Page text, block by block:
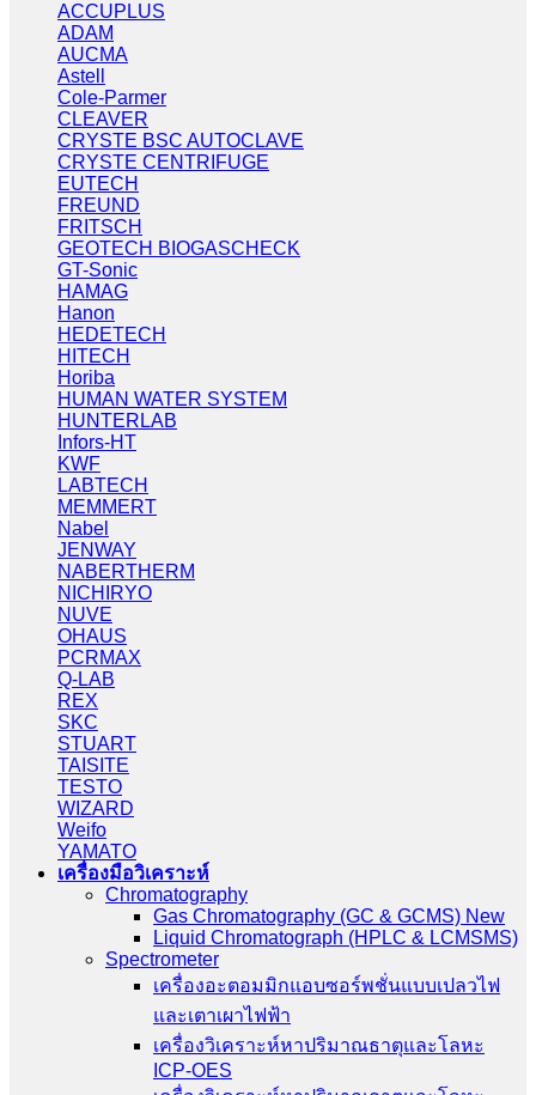
ACCUPLUS
ADAM
AUCMA
Astell
Cole-Parmer
CLEAVER
CRYSTE BSC AUTOCLAVE
CRYSTE CENTRIFUGE
EUTECH
FREUND
FRITSCH
GEOTECH BIOGASCHECK
GT-Sonic
HAMAG
Hanon
HEDETECH
HITECH
Horiba
HUMAN WATER SYSTEM
HUNTERLAB
Infors-HT
KWF
LABTECH
MEMMERT
Nabel
JENWAY
NABERTHERM
NICHIRYO
NUVE
OHAUS
PCRMAX
Q-LAB
REX
SKC
STUART
TAISITE
TESTO
WIZARD
Weifo
YAMATO
เครื่องมือวิเคราะห์
Chromatography
Gas Chromatography (GC & GCMS) New
Liquid Chromatograph (HPLC & LCMSMS)
Spectrometer
เครื่องอะตอมมิกแอบซอร์พชั่นแบบเปลวไฟ
และเตาเผาไฟฟ้า
เครื่องวิเคราะห์หาปริมาณธาตุและโลหะ
ICP-OES